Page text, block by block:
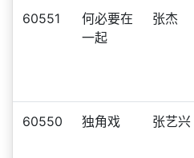
60551
何必要在
一起
张杰
60550 独角戏 张艺兴